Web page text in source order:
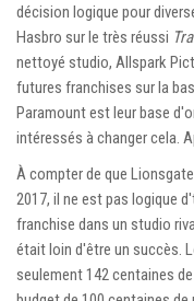
décision logique pour
Hasbro sur le très réussi
nettoyé studio, Allspark
futures franchises sur la
Paramount est leur base
intéressés à changer cela.
À compter de que
2017, il ne est pas logique
franchise dans un studio
était loin d'être un succès.
seulement 142 centaines